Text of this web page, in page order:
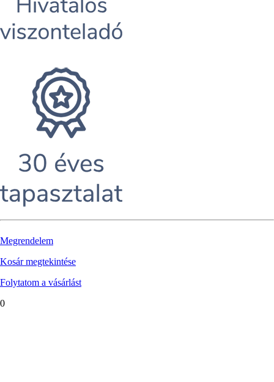
Megrendelem
Kosár megtekintése
Folytatom a vásárlást
0